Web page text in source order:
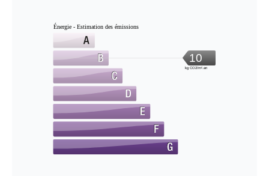
Énergie - Estimation des émissions
10
kg CO2/m².an